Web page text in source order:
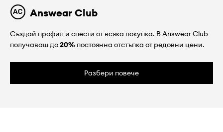
Answear Club
Създай профил и спести от всяка покупка. В Answear Club
получаваш до20% постоянна отстъпка от редовни цени.
Разбери повече